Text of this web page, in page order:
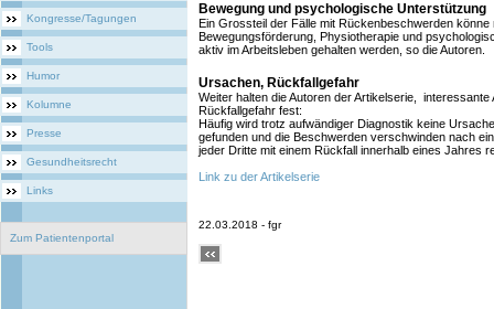
Kongresse/Tagungen
Tools
Humor
Kolumne
Presse
Gesundheitsrecht
Links
Zum Patientenportal
Bewegung und psychologische Unterstützung
Ein Grossteil der Fälle mit Rückenbeschwerden
Bewegungsförderung, Physiotherapie und
aktiv im Arbeitsleben gehalten werden, so die Autoren.
Ursachen, Rückfallgefahr
Weiter halten die Autoren der Artikelserie,
Rückfallgefahr fest:
Häufig wird trotz aufwändiger Diagnostik keine
gefunden und die Beschwerden verschwinden nach
jeder Dritte mit einem Rückfall innerhalb eines Jahres
Link zu der Artikelserie
22.03.2018 - fgr